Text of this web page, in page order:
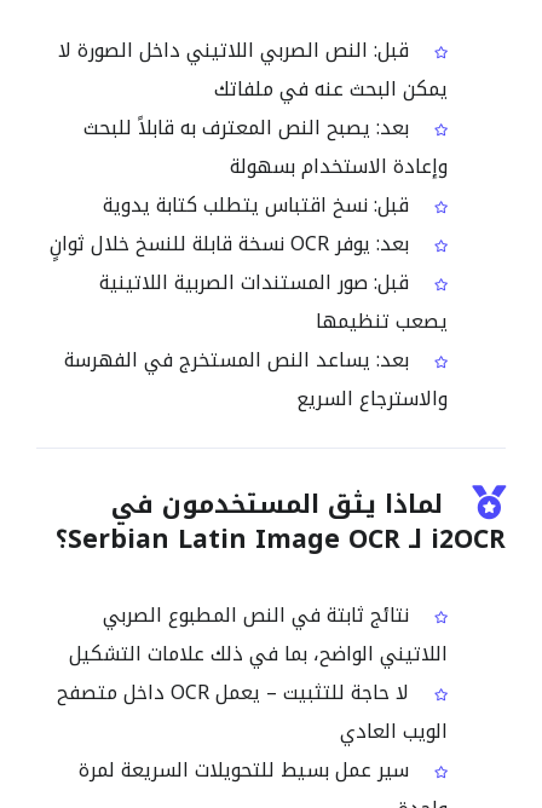
قبل: النص الصربي اللاتيني داخل الصورة لا
يمكن البحث عنه في ملفاتك
بعد: يصبح النص المعترف به قابلاً للبحث
وإعادة الاستخدام بسهولة
قبل: نسخ اقتباس يتطلب كتابة يدوية
بعد: يوفر OCR نسخة قابلة للنسخ خلال ثوانٍ
قبل: صور المستندات الصربية اللاتينية
يصعب تنظيمها
بعد: يساعد النص المستخرج في الفهرسة
والاسترجاع السريع
لماذا يثق المستخدمون في
i2OCR لـ Serbian Latin Image OCR؟
نتائج ثابتة في النص المطبوع الصربي
اللاتيني الواضح، بما في ذلك علامات التشكيل
لا حاجة للتثبيت – يعمل OCR داخل متصفح
الويب العادي
سير عمل بسيط للتحويلات السريعة لمرة